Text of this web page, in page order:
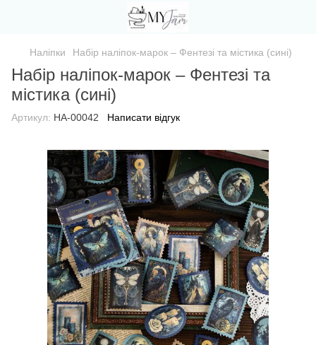
Наліпки Набір наліпок-марок – Фентезі та містика (сині)
Набір наліпок-марок – Фентезі та
містика (сині)
Артикул: НА-00042 Написати відгук